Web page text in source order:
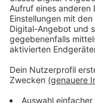
Anzeige
Opening Night
Anzeige